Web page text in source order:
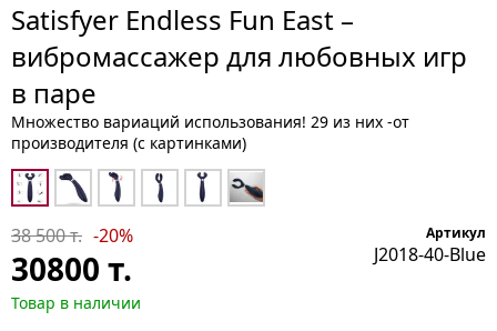
Satisfyer Endless Fun East –
вибромассажер для любовных игр
в паре
Множество вариаций использования! 29 из них -от
производителя (с картинками)
38 500 т. -20%
30800 т.
Товар в наличии
Артикул
J2018-40-Blue